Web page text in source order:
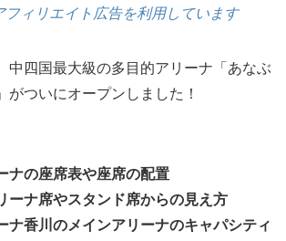
ィリエイト広告を利用しています
中四国最大級の多目的アリーナ「あなぶ
がついにオープンしました！
ナの座席表や座席の配置
ーナ席やスタンド席からの見え方
ナ香川のメインアリーナのキャパシティ